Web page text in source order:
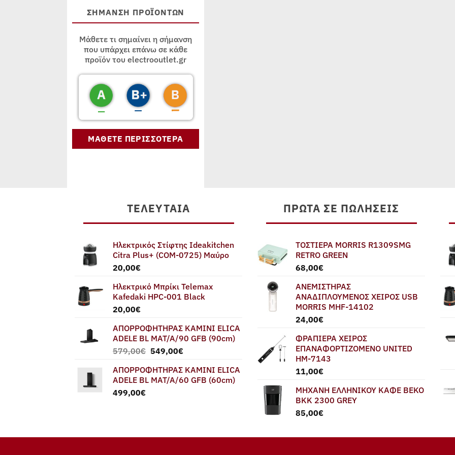
ΣΗΜΑΝΣΗ ΠΡΟΪΟΝΤΩΝ
Μάθετε τι σημαίνει η σήμανση
που υπάρχει επάνω σε κάθε
προϊόν του electrooutlet.gr
ΜΑΘΕΤΕ ΠΕΡΙΣΣΟΤΕΡΑ
ΤΕΛΕΥΤΑΊΑ
Ηλεκτρικός Στίφτης Ideakitchen
Citra Plus+ (COM-0725) Μαύρο
20,00€
Ηλεκτρικό Μπρίκι Telemax
Kafedaki HPC-001 Black
20,00€
ΑΠΟΡΡΟΦΗΤΗΡΑΣ ΚΑΜΙΝΙ ELICA
ADELE BL MAT/A/90 GFB (90cm)
579,00€ Original
was:
579,00€.
549,00€Η
τιμή
είναι:
ΑΠΟΡΡΟΦΗΤΗΡΑΣ ΚΑΜΙΝΙ ELICA
ADELE BL MAT/A/60 GFB (60cm)
499,00€
ΠΡΏΤΑ ΣΕ ΠΩΛΉΣΕΙΣ
ΤΟΣΤΙΕΡΑ MORRIS R1309SMG
RETRO GREEN
68,00€
ΑΝΕΜΙΣΤΗΡΑΣ
ΑΝΑΔΙΠΛΟΥΜΕΝΟΣ ΧΕΙΡΟΣ USB
MORRIS MHF-14102
24,00€
ΦΡΑΠΙΕΡΑ ΧΕΙΡΟΣ
ΕΠΑΝΑΦΟΡΤΙΖΟΜΕΝΟ UNITED
HM-7143
11,00€
ΜΗΧΑΝΗ ΕΛΛΗΝΙΚΟΥ ΚΑΦΕ BEKO
BKK 2300 GREY
85,00€